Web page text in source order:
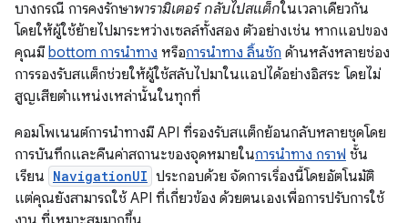
บางกรณี การคงรักษาพารามิเตอร์ กลับไปสแต็กในเวลาเดียวกัน
โดยให้ผู้ใช้ย้ายไปมาระหว่างเซลล์ทั้งสอง ตัวอย่างเช่น หากแอปของ
คุณมีbottom การนำทาง หรือการนำทาง ลิ้นชัก ด้านหลังหลายช่อง
การรองรับสแต็กช่วยให้ผู้ใช้สลับไปมาในแอปได้อย่างอิสระ โดยไม่
สูญเสียตำแหน่งเหล่านั้นในทุกที่
คอมโพเนนต์การนำทางมี API ที่รองรับสแต็กย้อนกลับหลายชุดโดย
การบันทึกและคืนค่าสถานะของจุดหมายในการนำทาง กราฟ ชั้น
เรียน NavigationUI ประกอบด้วย จัดการเรื่องนี้โดยอัตโนมัติ
แต่คุณยังสามารถใช้ API ที่เกี่ยวข้อง ด้วยตนเองเพื่อการปรับการใช้